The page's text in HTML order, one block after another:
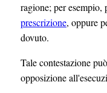
ragione; per esempio,
prescrizione, oppure
dovuto.
Tale contestazione
opposizione